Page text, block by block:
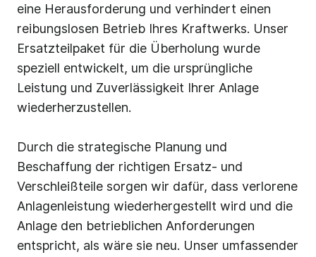
eine Herausforderung und verhindert einen
reibungslosen Betrieb Ihres Kraftwerks. Unser
Ersatzteilpaket für die Überholung wurde
speziell entwickelt, um die ursprüngliche
Leistung und Zuverlässigkeit Ihrer Anlage
wiederherzustellen.
Durch die strategische Planung und
Beschaffung der richtigen Ersatz- und
Verschleißteile sorgen wir dafür, dass verlorene
Anlagenleistung wiederhergestellt wird und die
Anlage den betrieblichen Anforderungen
entspricht, als wäre sie neu. Unser umfassender